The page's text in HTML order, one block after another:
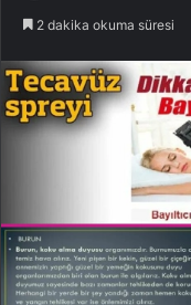
2 dakika okuma süresi